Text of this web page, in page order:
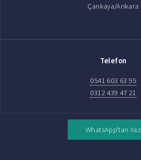
Çankaya/Ankara
Telefon
0541 603 63 95
0312 439 47 21
WhatsApp'tan Yaz